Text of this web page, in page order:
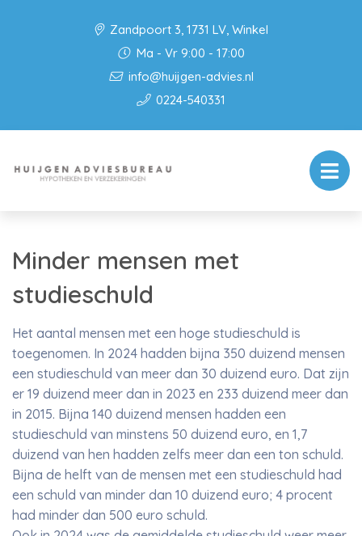
Zandpoort 3, 1731 LV, Winkel
Ma - Vr 9:00 - 17:00
info@huijgen-advies.nl
0224-540331
Minder mensen met
studieschuld
Het aantal mensen met een hoge studieschuld is
toegenomen. In 2024 hadden bijna 350 duizend mensen
een studieschuld van meer dan 30 duizend euro. Dat zijn
er 19 duizend meer dan in 2023 en 233 duizend meer dan
in 2015. Bijna 140 duizend mensen hadden een
studieschuld van minstens 50 duizend euro, en 1,7
duizend van hen hadden zelfs meer dan een ton schuld.
Bijna de helft van de mensen met een studieschuld had
een schuld van minder dan 10 duizend euro; 4 procent
had minder dan 500 euro schuld.